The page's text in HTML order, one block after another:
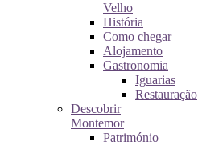
Velho
História
Como chegar
Alojamento
Gastronomia
Iguarias
Restauração
Descobrir
Montemor
Património